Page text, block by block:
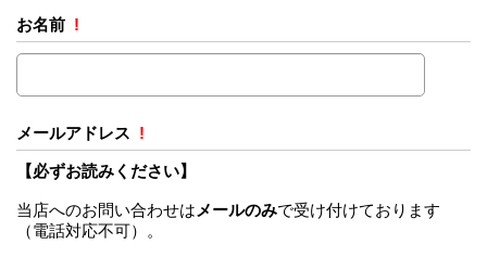
お名前 !
メールアドレス !
【必ずお読みください】
当店へのお問い合わせは メールのみで受け付けております
（電話対応不可）。